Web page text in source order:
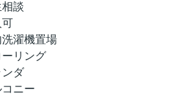
談
可
濯機置場
ーリング
ダ
ニー